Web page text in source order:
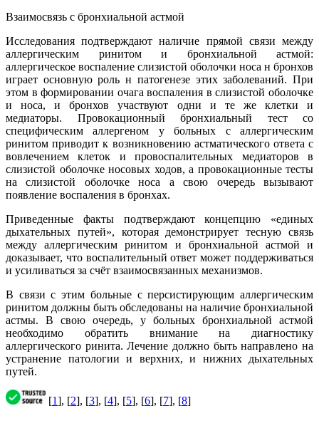
Взаимосвязь с бронхиальной астмой
Исследования подтверждают наличие прямой связи между
аллергическим ринитом и бронхиальной астмой:
аллергическое воспаление слизистой оболочки носа н бронхов
играет основную роль н патогенезе этих заболеваний. При
этом в формировании очага воспаления в слизистой оболочке
и носа, и бронхов участвуют одни и те же клетки и
медиаторы. Провокационный бронхиальный тест со
специфическим аллергеном у больных с аллергическим
ринитом приводит к возникновению астматического ответа с
вовлечением клеток и провоспалительных медиаторов в
слизистой оболочке носовых ходов, а провокационные тесты
на слизистой оболочке носа а свою очередь вызывают
появление воспаления в бронхах.
Приведенные факты подтверждают концепцию «единых
дыхательных путей», которая демонстрирует тесную связь
между аллергическим ринитом и бронхиальной астмой и
доказывает, что воспалительный ответ может поддерживаться
и усиливаться за счёт взаимосвязанных механизмов.
В связи с этим больные с персистирующим аллергическим
ринитом должны быть обследованы на наличие бронхиальной
астмы. В свою очередь, у больных бронхиальной астмой
необходимо обратить внимание на диагностику
аллергического ринита. Лечение должно быть направлено на
устранение патологии и верхних, и нижних дыхательных
путей.
[1], [2], [3], [4], [5], [6], [7], [8]